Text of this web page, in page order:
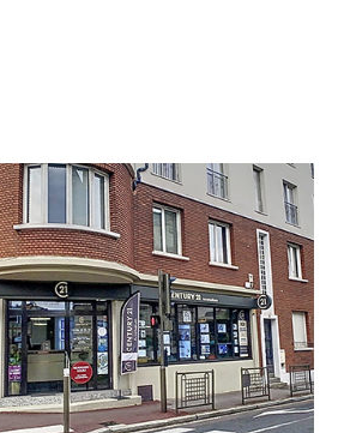
21 Arconsilium
1 rue Carnot
- 92150
Envoyer un message
Téléphoner à l'agence